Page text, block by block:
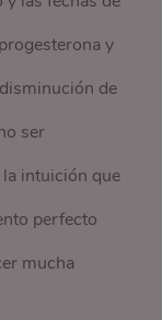
y
de
ser
intuición que
perfecto
mucha